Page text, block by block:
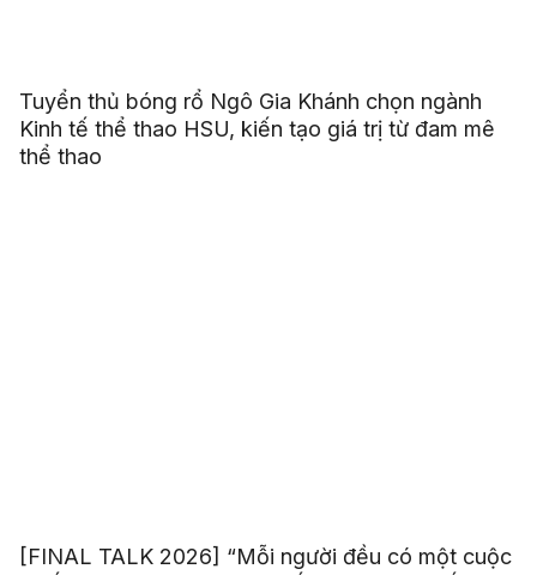
Tuyển thủ bóng rổ Ngô Gia Khánh chọn ngành
Kinh tế thể thao HSU, kiến tạo giá trị từ đam mê
thể thao
[FINAL TALK 2026] “Mỗi người đều có một cuộc